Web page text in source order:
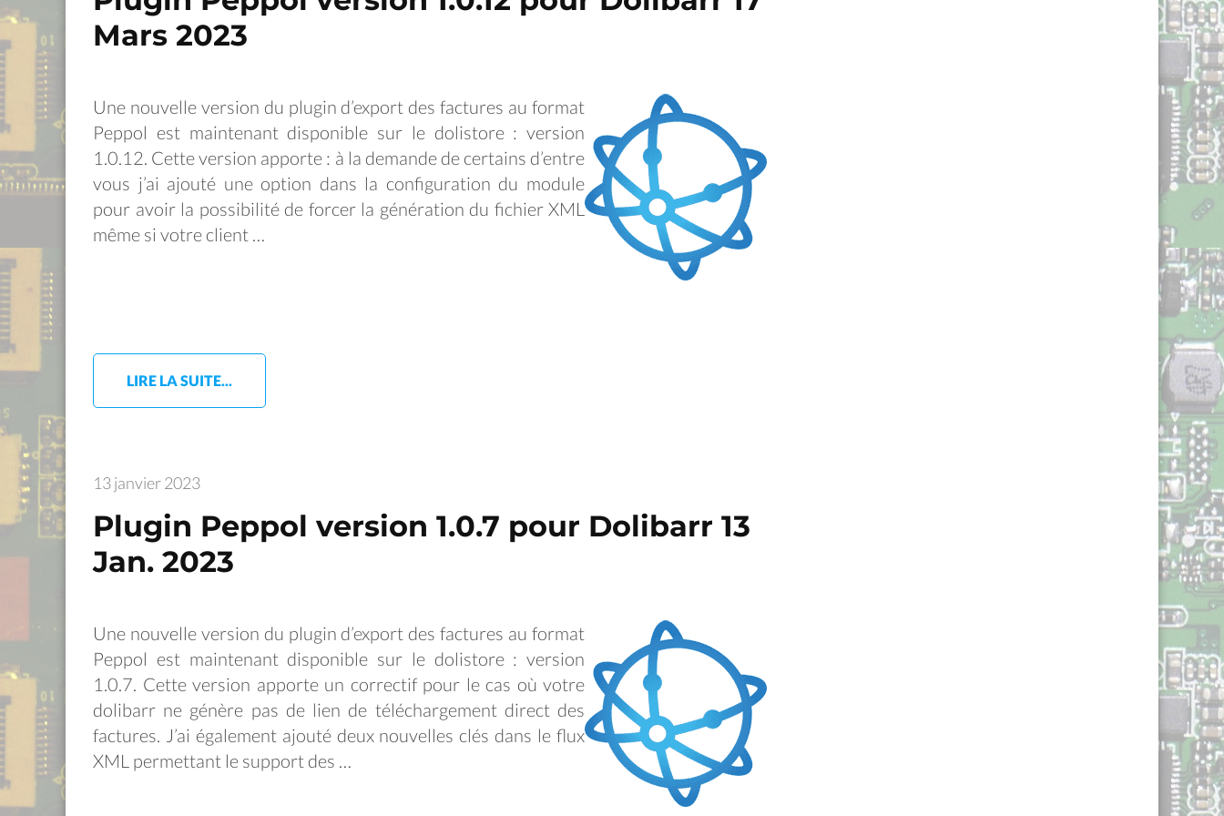
Mars 2023
Une nouvelle version du plugin d’export des factures au format
Peppol est maintenant disponible sur le dolistore : version
1.0.12. Cette version apporte : à la demande de certains d’entre
vous j’ai ajouté une option dans la configuration du module
pour avoir la possibilité de forcer la génération du fichier XML
même si votre client …
LIRE LA SUITE...
13 janvier 2023
Plugin Peppol version 1.0.7 pour Dolibarr 13
Jan. 2023
Une nouvelle version du plugin d’export des factures au format
Peppol est maintenant disponible sur le dolistore : version
1.0.7. Cette version apporte un correctif pour le cas où votre
dolibarr ne génère pas de lien de téléchargement direct des
factures. J’ai également ajouté deux nouvelles clés dans le flux
XML permettant le support des …